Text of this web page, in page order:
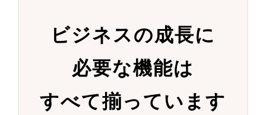
ビジネスの成長に
必要な機能は
すべて揃っています